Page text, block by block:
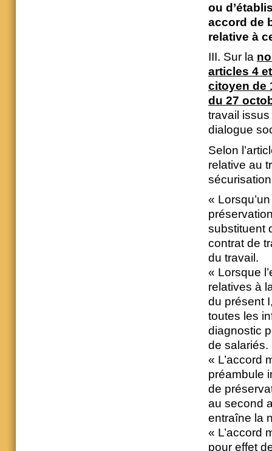
ou
accord de
relative à
III. Sur la
articles 4
citoyen de
du 27
travail
dialogue
Selon
relative au
«
substituent
contrat de
du travail.
« Lorsque
relatives à
du présent
toutes les
diagnostic
de salariés.
« L’accord
préambule
de
au second
entraîne la
« L’accord
pour effet